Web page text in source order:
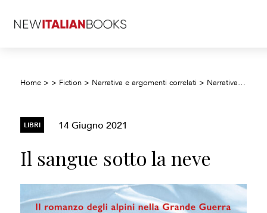
Home > > Fiction > Narrativa e argomenti correlati > Narrativa di avventura
LIBRI 14 Giugno 2021
Il sangue sotto la neve